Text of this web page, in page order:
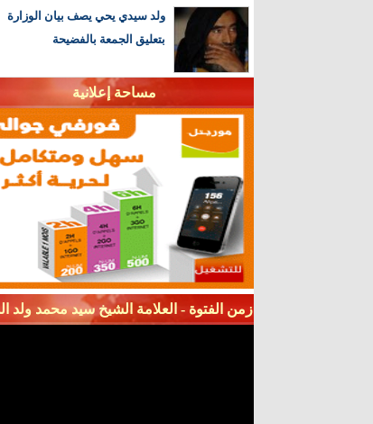
ولد سيدي يحي يصف بيان الوزارة
بتعليق الجمعة بالفضيحة
مساحة إعلانية
زمن الفتوة - العلامة الشيخ سيد محمد ولد